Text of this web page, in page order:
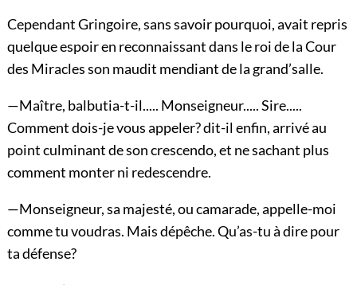
Cependant Gringoire, sans savoir pourquoi, avait repris
quelque espoir en reconnaissant dans le roi de la Cour
des Miracles son maudit mendiant de la grand’salle.
—Maître, balbutia-t-il..... Monseigneur..... Sire.....
Comment dois-je vous appeler? dit-il enfin, arrivé au
point culminant de son crescendo, et ne sachant plus
comment monter ni redescendre.
—Monseigneur, sa majesté, ou camarade, appelle-moi
comme tu voudras. Mais dépêche. Qu’as-tu à dire pour
ta défense?